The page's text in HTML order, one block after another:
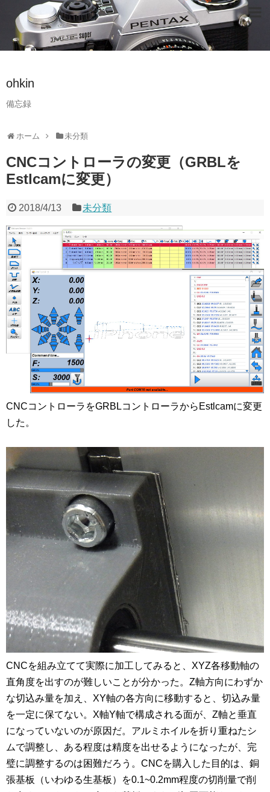
ohkin
備忘録
ホーム 未分類
CNCコントローラの変更（GRBLを
Estlcamに変更）
2018/4/13 未分類
CNCコントローラをGRBLコントローラからEstlcamに変更
した。
CNCを組み立てて実際に加工してみると、XYZ各移動軸の
直角度を出すのが難しいことが分かった。Z軸方向にわずか
な切込み量を加え、XY軸の各方向に移動すると、切込み量
を一定に保てない。X軸Y軸で構成される面が、Z軸と垂直
になっていないのが原因だ。アルミホイルを折り重ねたシ
ムで調整し、ある程度は精度を出せるようになったが、完
璧に調整するのは困難だろう。CNCを購入した目的は、銅
張基板（いわゆる生基板）を0.1~0.2mm程度の切削量で削